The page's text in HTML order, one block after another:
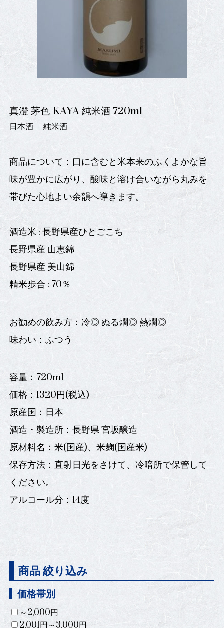
真澄 茅色 KAYA 純米酒 720ml
日本酒 純米酒
商品について：口に含むと米本来のふくよかな旨
味が豊かに広がり、酸味と溶け合いながら丸みを
帯びた心地よい余韻へ導きます。
酒造米 : 長野県産ひとごこち
長野県産 山恵錦
長野県産 美山錦
精米歩合 : 70％
お勧めの飲み方：冷◎ ぬる燗◎ 熱燗◎
味わい：ふつう
容量：720ml
価格：1320円(税込)
原産国：日本
酒造・製造所：長野県 宮坂醸造
原材料名：米(国産)、米麹(国産米)
保存方法：直射日光をさけて、冷暗所で保管して
ください。
アルコール分：14度
商品 絞り込み
価格帯別
～2,000円
2,001円～3,000円